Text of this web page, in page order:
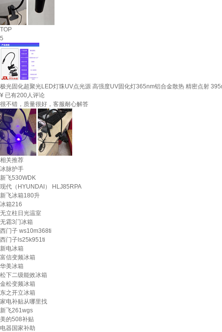
TOP
5
极光固化超聚光LED灯珠UV点光源 高强度UV固化灯365nm铝合金散热 精密点射
¥ 已有200人评论
很不错，质量很好，客服耐心解答
相关推荐
冰脉护手
新飞530WDK
现代（HYUNDAI） HLJ85RPA
新飞冰箱180升
冰箱216
无立柱日光温室
无霜3门冰箱
西门子 ws10m368ti
西门子ls25k951ti
新电冰箱
富信变频冰箱
华美冰箱
松下二级能效冰箱
金松变频冰箱
东之开立冰箱
家电补贴从哪里找
新飞261wgs
美的508补贴
电器国家补助